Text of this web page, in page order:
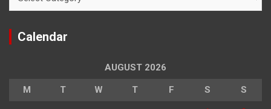
Calendar
AUGUST 2026
M T W T F S S